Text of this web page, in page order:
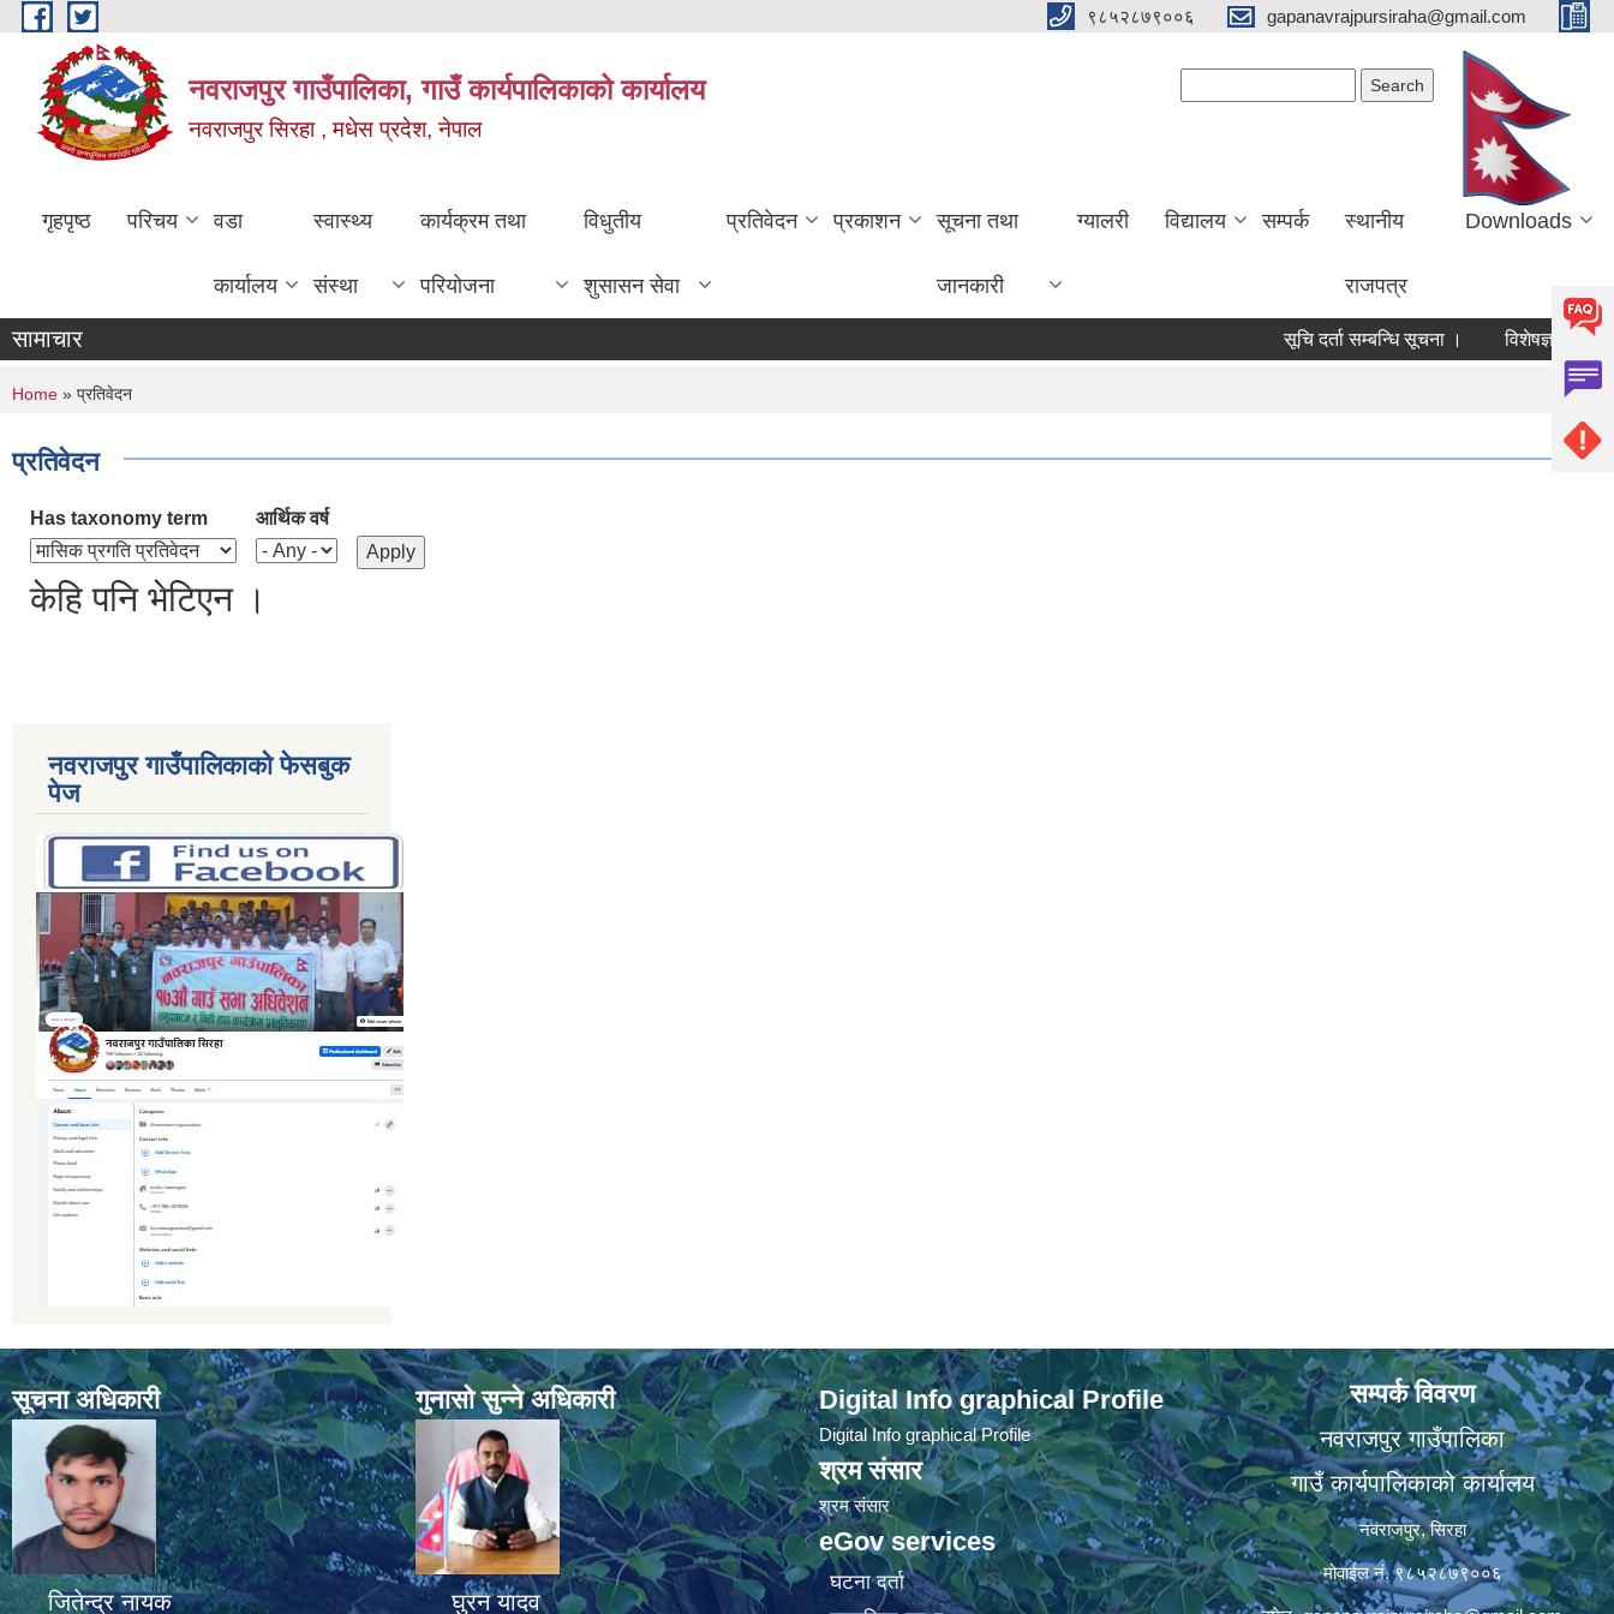
Skip to main content ९८५२८७९००६ gapanavrajpursiraha@gmail.com
नवराजपुर गाउँपालिका, गाउँ कार्यपालिकाको कार्यालय
नवराजपुर सिरहा , मधेस प्रदेश, नेपाल
गृहपृष्ठ परिचय वडा
कार्यालय
स्वास्थ्य
संस्था
कार्यक्रम तथा
परियोजना
विधुतीय
शुसासन सेवा
प्रतिवेदन प्रकाशन सूचना तथा
जानकारी
ग्यालरी विद्यालय सम्पर्क स्थानीय
राजपत्र
Downloads
सामाचार सूचि दर्ता सम्बन्धि सूचना । विशेषज्ञ/ विषय
You are here
Home » प्रतिवेदन
प्रतिवेदन
Has taxonomy term आर्थिक वर्ष
केहि पनि भेटिएन ।
नवराजपुर गाउँपालिकाको फेसबुक
पेज
सूचना अधिकारी
जितेन्द्र नायक
गुनासो सुन्ने अधिकारी
घुरन यादव
Digital Info graphical Profile
Digital Info graphical Profile
श्रम संसार
श्रम संसार
eGov services
घटना दर्ता
सम्पर्क विवरण
नवराजपुर गाउँपालिका
गाउँ कार्यपालिकाको कार्यालय
नवराजपुर, सिरहा
मोवाईल नं. ९८५२८७९००६